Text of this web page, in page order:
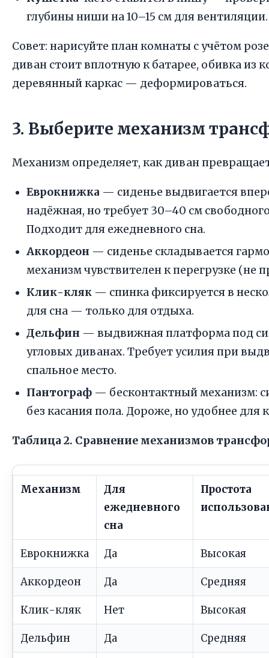
глубины ниши на 10–15 см для вентиляции.
Совет: нарисуйте план комнаты с учётом
диван стоит вплотную к батарее, обивка из
деревянный каркас — деформироваться.
3. Выберите механизм
Механизм определяет, как диван
Еврокнижка — сиденье выдвигается
надёжная, но требует 30–40 см
Подходит для ежедневного сна.
Аккордеон — сиденье складывается
механизм чувствителен к перегрузке (не
Клик-кляк — спинка фиксируется в
для сна — только для отдыха.
Дельфин — выдвижная платформа под
угловых диванах. Требует усилия при
спальное место.
Пантограф — бесконтактный механизм:
без касания пола. Дороже, но удобнее
Таблица 2. Сравнение механизмов
Механизм
Для
ежедневного
сна
Простота
Еврокнижка Да Высокая
Аккордеон Да Средняя
Клик-кляк Нет Высокая
Дельфин Да Средняя